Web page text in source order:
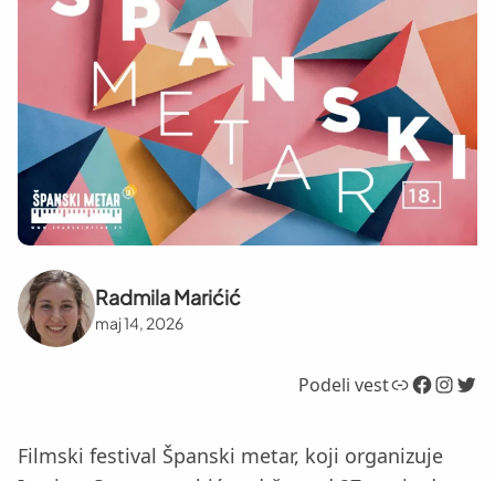
Radmila Marićić
maj 14, 2026
Podeli vestLink Facebook InstagramTwitter
Filmski festival Španski metar, koji organizuje